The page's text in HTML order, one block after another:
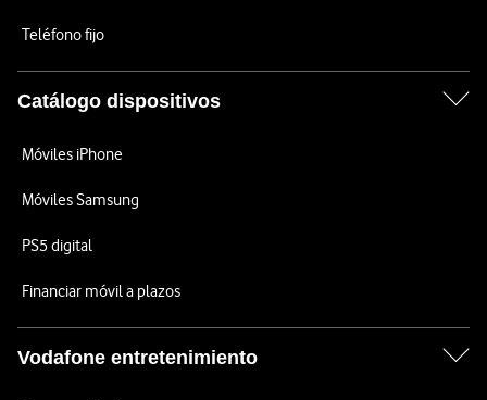
Teléfono fijo
Catálogo dispositivos
Móviles iPhone
Móviles Samsung
PS5 digital
Financiar móvil a plazos
Vodafone entretenimiento